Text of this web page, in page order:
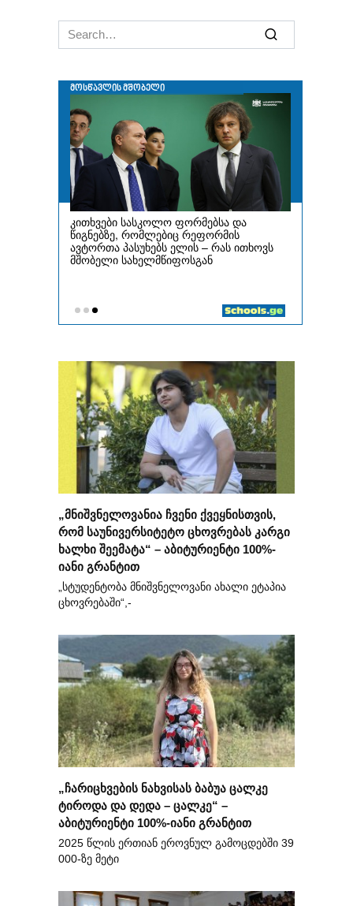
Search
for:
„მნიშვნელოვანია ჩვენი ქვეყნისთვის,
რომ საუნივერსიტეტო ცხოვრებას კარგი
ხალხი შეემატა“ – აბიტურიენტი 100%-
იანი გრანტით
„სტუდენტობა მნიშვნელოვანი ახალი ეტაპია
ცხოვრებაში“,-
„ჩარიცხვების ნახვისას ბაბუა ცალკე
ტიროდა და დედა – ცალკე“ –
აბიტურიენტი 100%-იანი გრანტით
2025 წლის ერთიან ეროვნულ გამოცდებში 39
000-ზე მეტი